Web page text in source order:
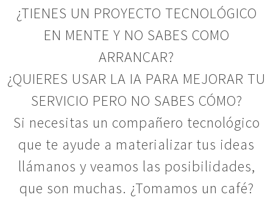
¿TIENES UN PROYECTO TECNOLÓGICO
EN MENTE Y NO SABES COMO
ARRANCAR?
¿QUIERES USAR LA IA PARA MEJORAR TU
SERVICIO PERO NO SABES CÓMO?
Si necesitas un compañero tecnológico
que te ayude a materializar tus ideas
llámanos y veamos las posibilidades,
que son muchas. ¿Tomamos un café?